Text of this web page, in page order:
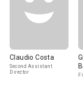
Claudio Costa
Second Assistant
Director